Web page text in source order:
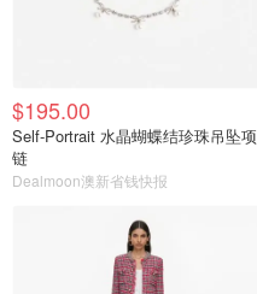
$195.00
Self-Portrait 水晶蝴蝶结珍珠吊坠项
链
Dealmoon澳新省钱快报